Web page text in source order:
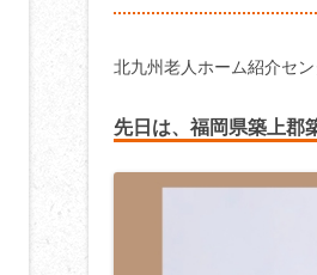
北九州老人ホーム紹介セン
先日は、福岡県築上